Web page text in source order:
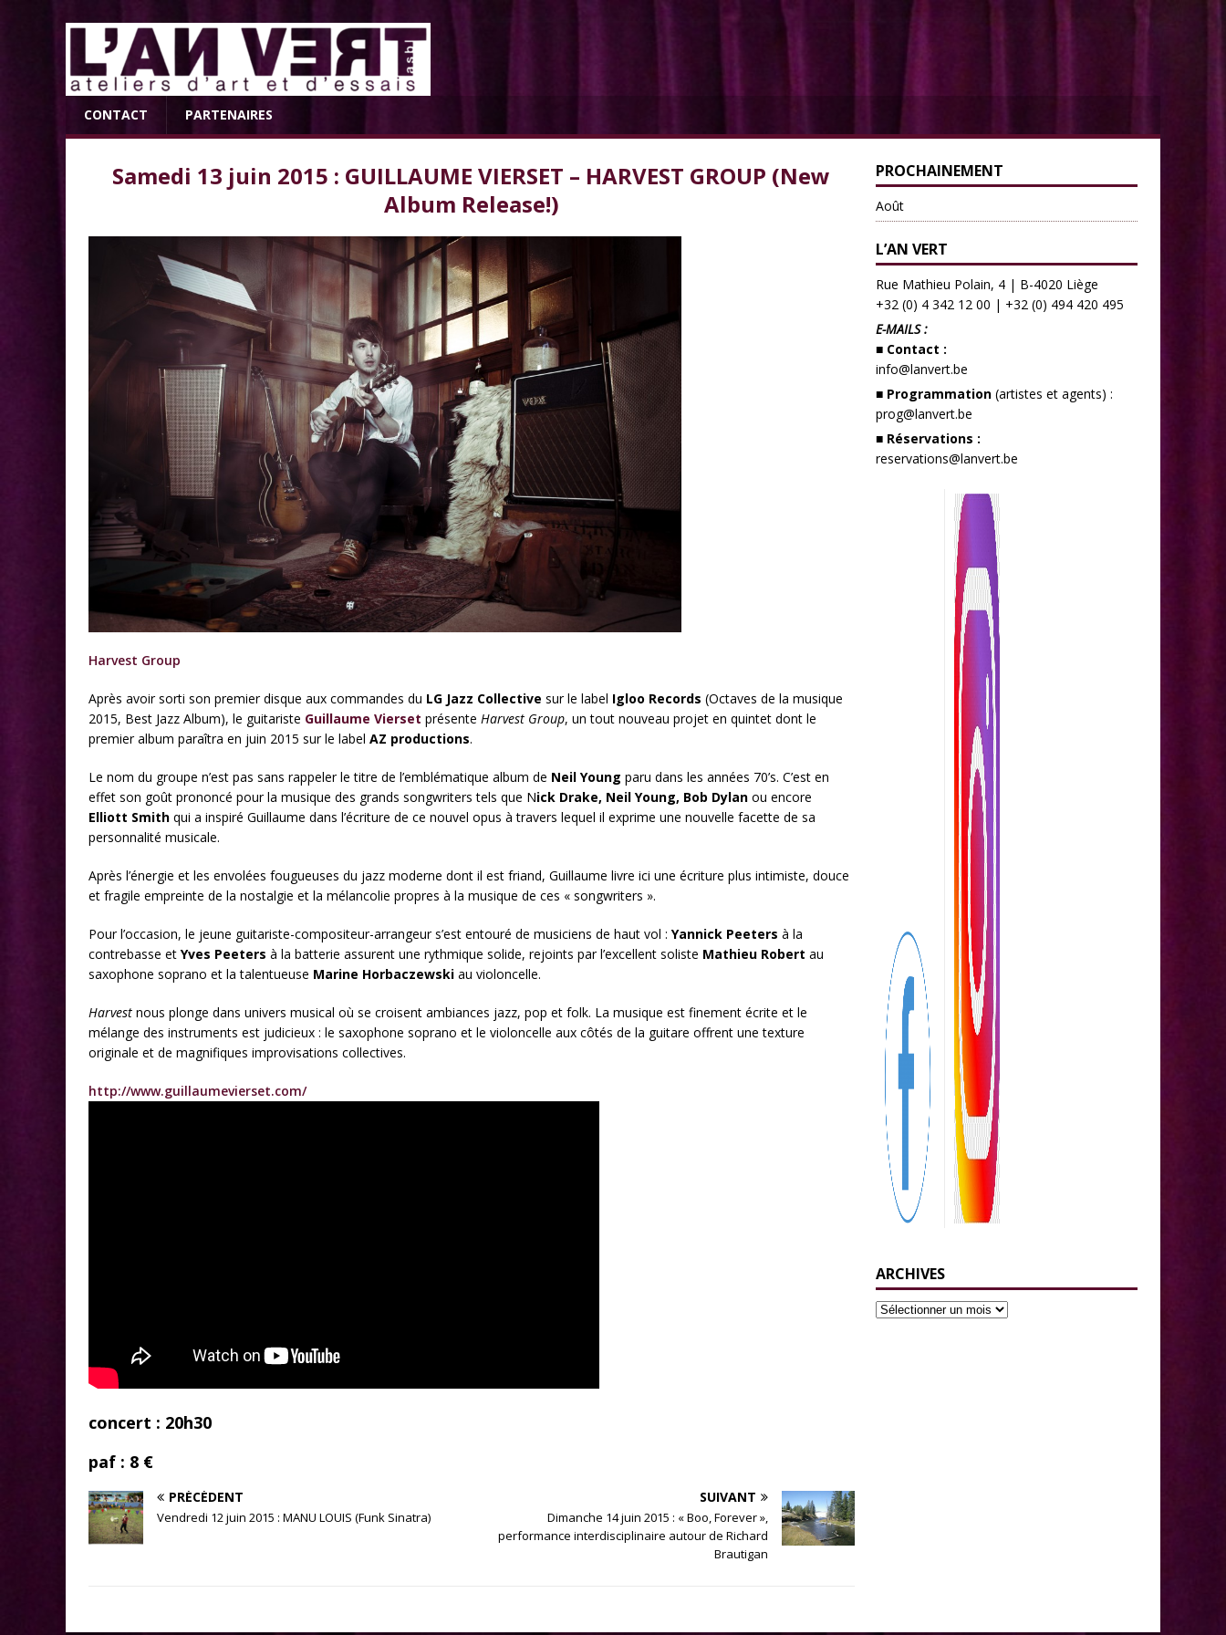
CONTACT PARTENAIRES
Samedi 13 juin 2015 : GUILLAUME VIERSET – HARVEST GROUP (New
Album Release!)
Harvest Group
Après avoir sorti son premier disque aux commandes du LG Jazz Collective sur le label Igloo Records (Octaves de la musique
2015, Best Jazz Album), le guitariste Guillaume Vierset présente Harvest Group, un tout nouveau projet en quintet dont le
premier album paraîtra en juin 2015 sur le label AZ productions.
Le nom du groupe n’est pas sans rappeler le titre de l’emblématique album de Neil Young paru dans les années 70’s. C’est en
effet son goût prononcé pour la musique des grands songwriters tels que Nick Drake, Neil Young, Bob Dylan ou encore
Elliott Smith qui a inspiré Guillaume dans l’écriture de ce nouvel opus à travers lequel il exprime une nouvelle facette de sa
personnalité musicale.
Après l’énergie et les envolées fougueuses du jazz moderne dont il est friand, Guillaume livre ici une écriture plus intimiste, douce
et fragile empreinte de la nostalgie et la mélancolie propres à la musique de ces « songwriters ».
Pour l’occasion, le jeune guitariste-compositeur-arrangeur s’est entouré de musiciens de haut vol : Yannick Peeters à la
contrebasse et Yves Peeters à la batterie assurent une rythmique solide, rejoints par l’excellent soliste Mathieu Robert au
saxophone soprano et la talentueuse Marine Horbaczewski au violoncelle.
Harvest nous plonge dans univers musical où se croisent ambiances jazz, pop et folk. La musique est finement écrite et le
mélange des instruments est judicieux : le saxophone soprano et le violoncelle aux côtés de la guitare offrent une texture
originale et de magnifiques improvisations collectives.
http://www.guillaumevierset.com/
concert : 20h30
paf : 8 €
PRÉCÉDENT
Vendredi 12 juin 2015 : MANU LOUIS (Funk Sinatra)
SUIVANT
Dimanche 14 juin 2015 : « Boo, Forever »,
performance interdisciplinaire autour de Richard
Brautigan
PROCHAINEMENT
Août
L’AN VERT
Rue Mathieu Polain, 4 | B-4020 Liège
+32 (0) 4 342 12 00 | +32 (0) 494 420 495
E-MAILS :
■ Contact :
info@lanvert.be
■ Programmation(artistes et agents) :
prog@lanvert.be
■ Réservations :
reservations@lanvert.be
ARCHIVES